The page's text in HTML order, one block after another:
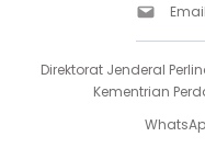
Direktorat Jenderal
Kementrian